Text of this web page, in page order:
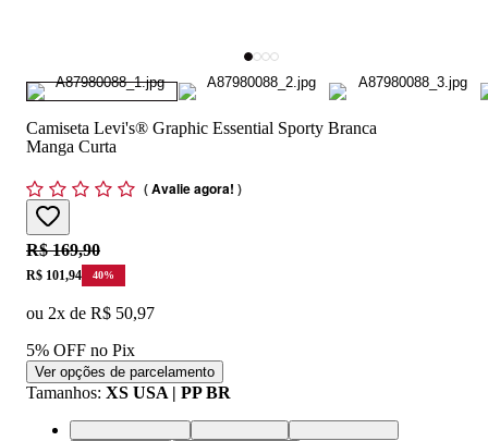
Camiseta Levi's® Graphic Essential Sporty Branca
Manga Curta
(Avalie agora! )
Original price:
R$ 169,90
Price:
R$ 101,94 40%
ou 2x de R$ 50,97
5% OFF no Pix
Ver opções de parcelamento
Tamanhos: XS USA | PP BR
XS USA | PP BRS USA | P BRM USA | M BR